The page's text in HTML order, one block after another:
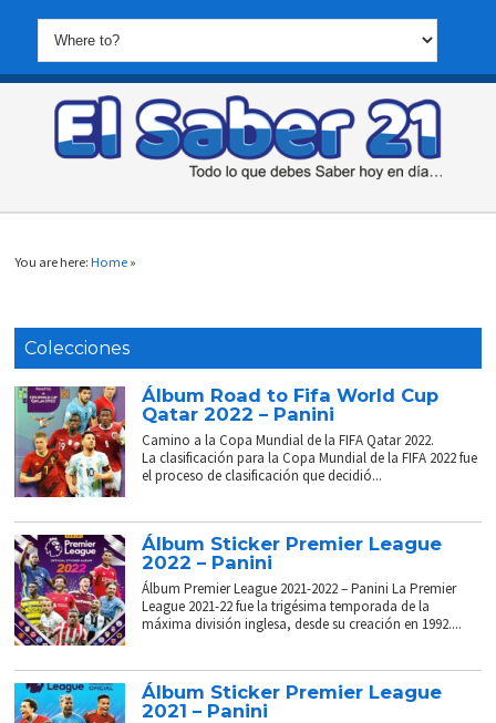
You are here:Home »
Colecciones
Álbum Road to Fifa World Cup
Qatar 2022 – Panini
Camino a la Copa Mundial de la FIFA Qatar 2022.
La clasificación para la Copa Mundial de la FIFA 2022 fue
el proceso de clasificación que decidió...
Álbum Sticker Premier League
2022 – Panini
Álbum Premier League 2021-2022 – Panini La Premier
League 2021-22 fue la trigésima temporada de la
máxima división inglesa, desde su creación en 1992....
Álbum Sticker Premier League
2021 – Panini